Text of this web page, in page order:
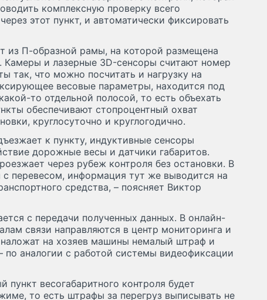
комплексную проверку всего
этот пункт, и автоматически фиксировать
из П-образной рамы, на которой размещена
и лазерные 3D-сенсоры считают номер
так, что можно посчитать и нагрузку на
весовые параметры, находится под
то отдельной полосой, то есть объехать
обеспечивают стопроцентный охват
круглосуточно и круглогодично.
к пункту, индуктивные сенсоры
дорожные весы и датчики габаритов.
через рубеж контроля без остановки. В
перевесом, информация тут же выводится на
средства, – поясняет Виктор
с передачи полученных данных. В онлайн-
связи направляются в центр мониторинга и
на хозяев машины немалый штраф и
аналогии с работой системы видеофиксации
весогабаритного контроля будет
то есть штрафы за перегруз выписывать не